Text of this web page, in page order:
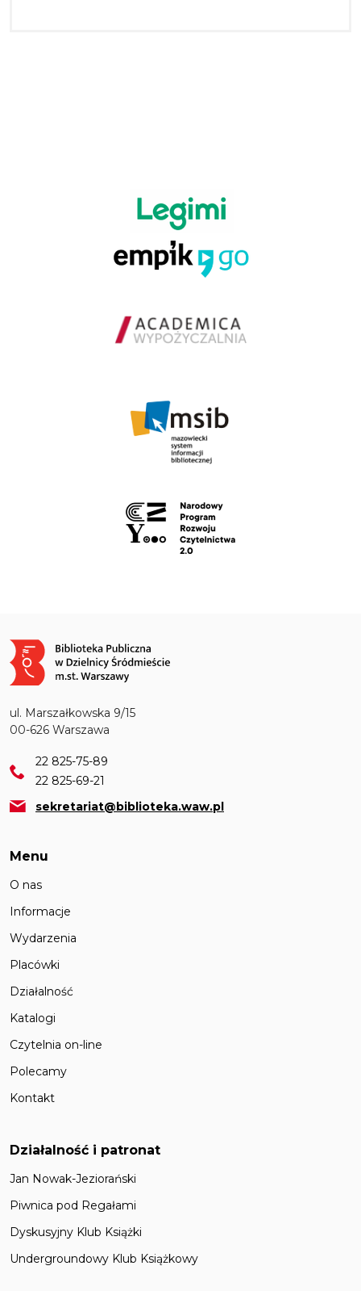
Obraz
ul. Marszałkowska 9/15
00-626 Warszawa
22 825-75-89
22 825-69-21
sekretariat@biblioteka.waw.pl
Menu
O nas
Informacje
Wydarzenia
Placówki
Działalność
Katalogi
Czytelnia on-line
Polecamy
Kontakt
Działalność i patronat
Jan Nowak-Jeziorański
Piwnica pod Regałami
Dyskusyjny Klub Książki
Undergroundowy Klub Książkowy